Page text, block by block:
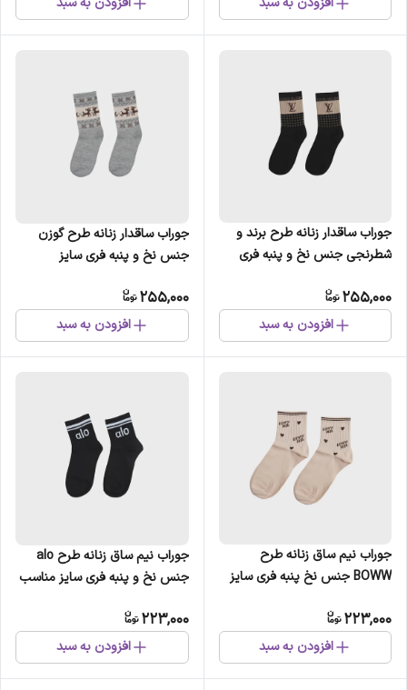
جوراب ساقدار زنانه طرح برند و
شطرنجی جنس نخ و پنبه فری
255,000
افزودن به سبد
جوراب ساقدار زنانه طرح گوزن
جنس نخ و پنبه فری سایز
255,000
افزودن به سبد
جوراب نیم ساق زنانه طرح
BOWW جنس نخ پنبه فری سایز
223,000
افزودن به سبد
جوراب نیم ساق زنانه طرح alo
جنس نخ و پنبه فری سایز مناسب
223,000
افزودن به سبد